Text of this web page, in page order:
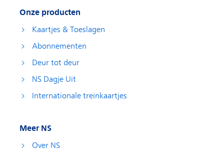
Onze producten
Kaartjes & Toeslagen
Abonnementen
Deur tot deur
NS Dagje Uit
Internationale treinkaartjes
Meer NS
Over NS